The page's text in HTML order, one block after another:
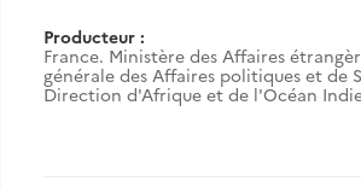
Producteur :
France. Ministère des Affaires
générale des Affaires politiques et de
Direction d'Afrique et de l'Océan